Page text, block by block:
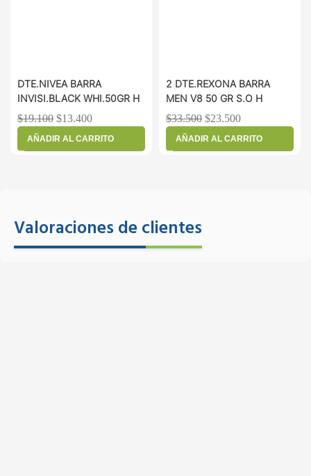
DTE.NIVEA BARRA
INVISI.BLACK WHI.50GR H
$19.100 $13.400
AÑADIR AL CARRITO
2 DTE.REXONA BARRA
MEN V8 50 GR S.O H
$33.500 $23.500
AÑADIR AL CARRITO
Valoraciones de clientes